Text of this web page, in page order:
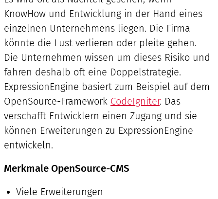
KnowHow und Entwicklung in der Hand eines
einzelnen Unternehmens liegen. Die Firma
könnte die Lust verlieren oder pleite gehen.
Die Unternehmen wissen um dieses Risiko und
fahren deshalb oft eine Doppelstrategie.
ExpressionEngine basiert zum Beispiel auf dem
OpenSource-Framework CodeIgniter. Das
verschafft Entwicklern einen Zugang und sie
können Erweiterungen zu ExpressionEngine
entwickeln.
Merkmale OpenSource-CMS
Viele Erweiterungen